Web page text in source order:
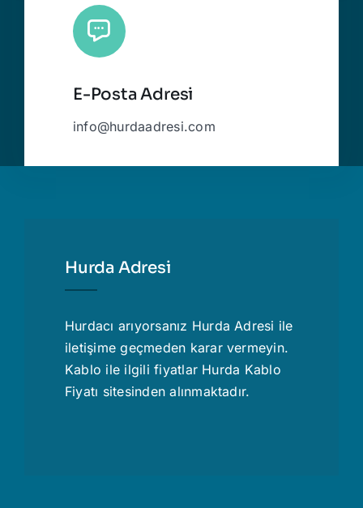
E-Posta Adresi
info@hurdaadresi.com
Hurda Adresi
Hurdacı arıyorsanız Hurda Adresi ile
iletişime geçmeden karar vermeyin.
Kablo ile ilgili fiyatlar Hurda Kablo
Fiyatı sitesinden alınmaktadır.